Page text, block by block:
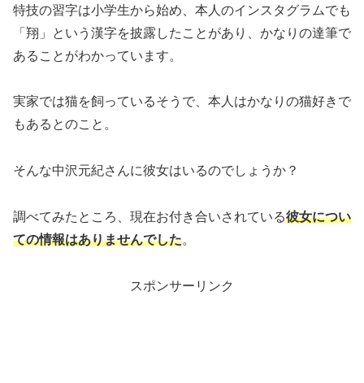
特技の習字は小学生から始め、本人のインスタグラムでも
「翔」という漢字を披露したことがあり、かなりの達筆で
あることがわかっています。
実家では猫を飼っているそうで、本人はかなりの猫好きで
もあるとのこと。
そんな中沢元紀さんに彼女はいるのでしょうか？
調べてみたところ、現在お付き合いされている彼女につい
ての情報はありませんでした。
スポンサーリンク